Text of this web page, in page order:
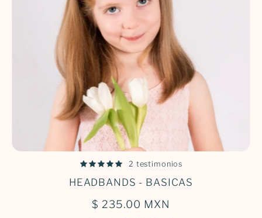
2 testimonios
HEADBANDS - BASICAS
$ 235.00 MXN